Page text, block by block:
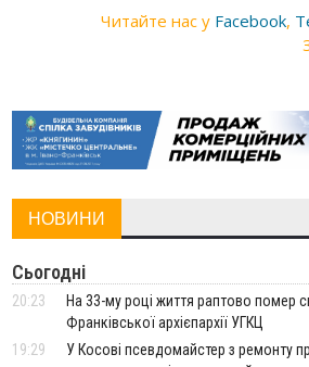
Читайте нас у Facebook,
НОВИНИ
Сьогодні
20:23
На 33-му році життя раптово помер
Франківської архієпархії УГКЦ
19:29
У Косові псевдомайстер з ремонту